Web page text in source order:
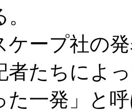
ープ社の
者たちによ
た一発」と